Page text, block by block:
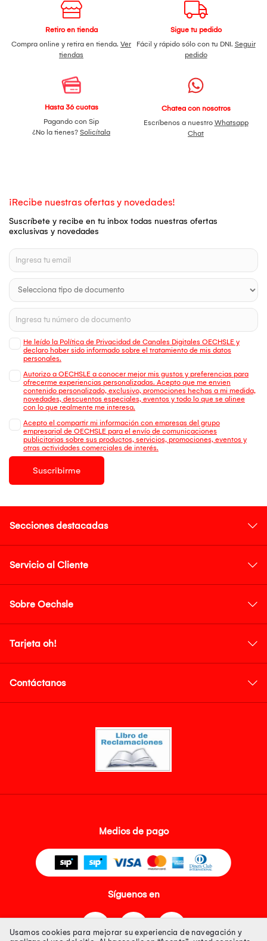
Retiro en tienda
Compra online y retira en tienda. Ver
tiendas
Sigue tu pedido
Fácil y rápido sólo con tu DNI. Seguir
pedido
Hasta 36 cuotas
Pagando con Sip
¿No la tienes? Solicítala
Chatea con nosotros
Escríbenos a nuestro Whatsapp
Chat
¡Recibe nuestras ofertas y novedades!
Suscríbete y recibe en tu inbox todas nuestras ofertas
exclusivas y novedades
He leído la Política de Privacidad de Canales Digitales OECHSLE y
declaro haber sido informado sobre el tratamiento de mis datos
personales.
Autorizo a OECHSLE a conocer mejor mis gustos y preferencias para
ofrecerme experiencias personalizadas. Acepto que me envien
contenido personalizado, exclusivo, promociones hechas a mi medida,
novedades, descuentos especiales, eventos y todo lo que se alinee
con lo que realmente me interesa.
Acepto el compartir mi información con empresas del grupo
empresarial de OECHSLE para el envío de comunicaciones
publicitarias sobre sus productos, servicios, promociones, eventos y
otras actividades comerciales de interés.
Suscribirme
Secciones destacadas
Servicio al Cliente
Sobre Oechsle
Tarjeta oh!
Contáctanos
Medios de pago
Síguenos en
Usamos cookies para mejorar su experiencia de navegación y